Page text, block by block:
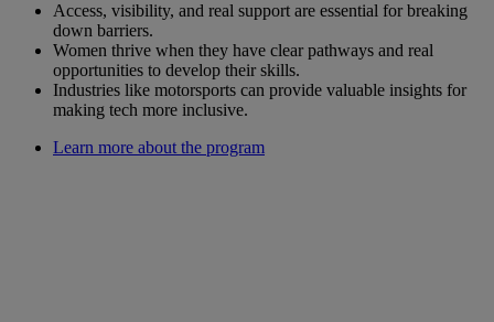
Access, visibility, and real support are essential for breaking
down barriers.
Women thrive when they have clear pathways and real
opportunities to develop their skills.
Industries like motorsports can provide valuable insights for
making tech more inclusive.
Learn more about the program